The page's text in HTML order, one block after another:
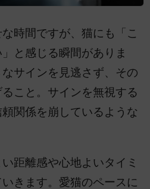
時間ですが、猫にも「こ
と感じる瞬間がありま
サインを見逃さず、その
こと。サインを無視する
関係を崩しているような
距離感や心地よいタイミ
きます。愛猫のペースに